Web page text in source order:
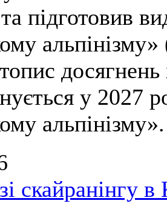
підготовив
у 2027
альпінізму».
скайранінгу в